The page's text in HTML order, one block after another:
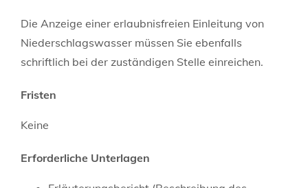
Die Anzeige einer erlaubnisfreien Einleitung von
Niederschlagswasser müssen Sie ebenfalls
schriftlich bei der zuständigen Stelle einreichen.
Fristen
Keine
Erforderliche Unterlagen